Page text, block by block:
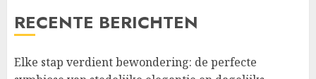
RECENTE BERICHTEN
Elke stap verdient bewondering: de perfecte